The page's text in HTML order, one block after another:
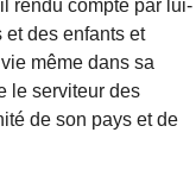
rendu compte par lui-
et des enfants et
même dans sa
le serviteur des
de son pays et de